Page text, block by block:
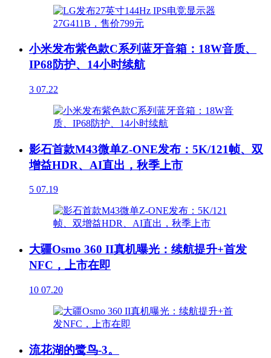
小米发布紫色款C系列蓝牙音箱：18W音质、
IP68防护、14小时续航
3 07.22
影石首款M43微单Z-ONE发布：5K/121帧、双
增益HDR、AI直出，秋季上市
5 07.19
大疆Osmo 360 II真机曝光：续航提升+首发
NFC，上市在即
10 07.20
流花湖的鹭鸟-3。